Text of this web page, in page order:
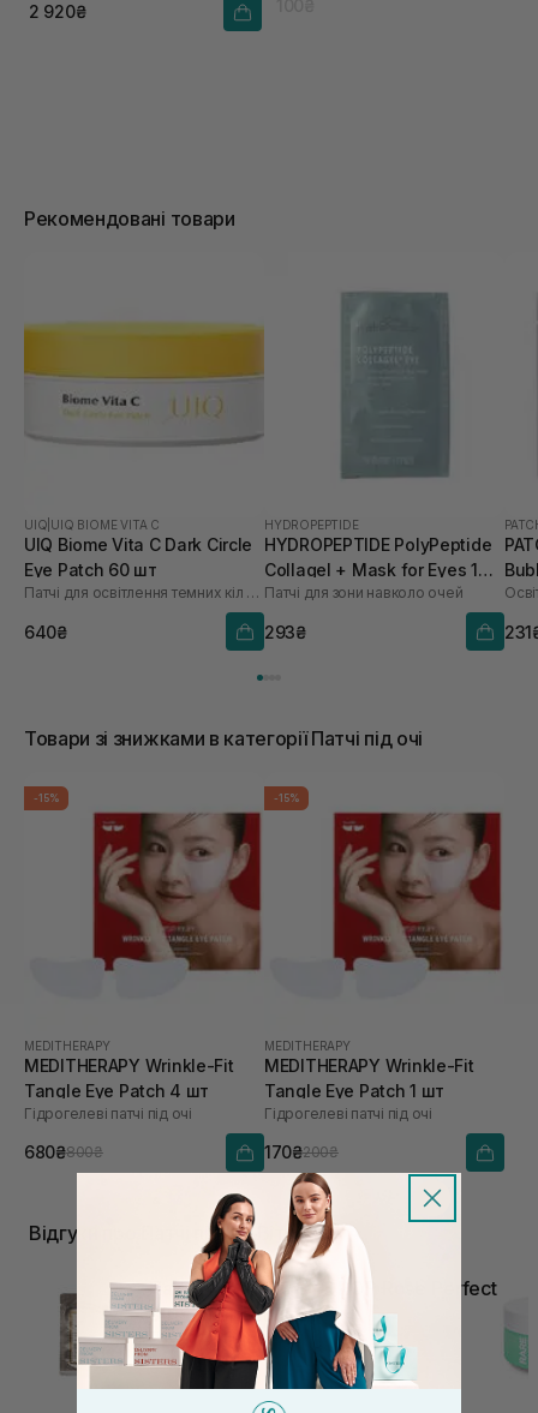
2 920₴
Рекомендовані товари
UIQ UIQ BIOME VITA C
UIQ Biome Vita C Dark Circle
Eye Patch 60 шт
Патчі для освітлення темних кіл під очима
640₴
HYDROPEPTIDE
HYDROPEPTIDE PolyPeptide
Collagel + Mask for Eyes 1
шт
Патчі для зони навколо очей
293₴
Товари зі знижками в категорії Патчі під очі
-15%
MEDITHERAPY
MEDITHERAPY Wrinkle-Fit
Tangle Eye Patch 4 шт
Гідрогелеві патчі під очі
680₴800₴
-15%
MEDITHERAPY
MEDITHERAPY Wrinkle-Fit
Tangle Eye Patch 1 шт
Гідрогелеві патчі під очі
170₴200₴
Відгуки про Патчі під очі Вітамін C
Патчі під очі ROSY DROP Rose Perfect
Stretch Sheet 2 шт
Патчі під очі